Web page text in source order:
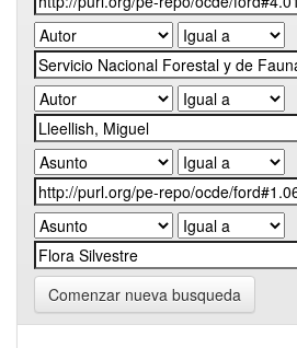
Comenzar nueva busqueda